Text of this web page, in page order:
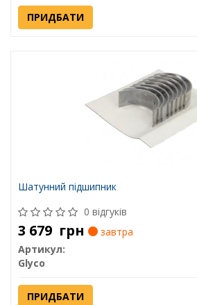
ПРИДБАТИ
Шатунний підшипник
0 відгуків
3 679 грн
завтра
Артикул:
Glyco
ПРИДБАТИ